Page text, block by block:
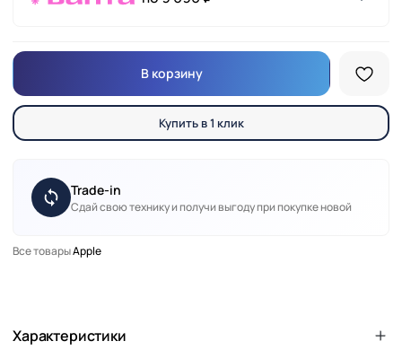
В корзину
Купить в 1 клик
Trade-in
Сдай свою технику и получи выгоду при покупке новой
Все товарыApple
Характеристики